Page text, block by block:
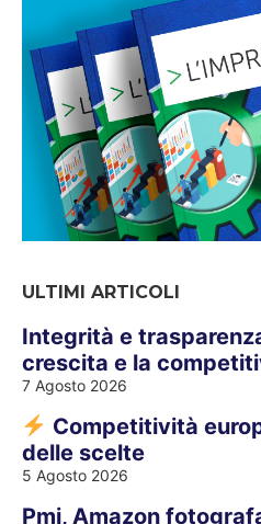
ULTIMI ARTICOLI
Integrità e
crescita e la
7 Agosto 2026
Competitività
delle scelte
5 Agosto 2026
Pmi, Amazon